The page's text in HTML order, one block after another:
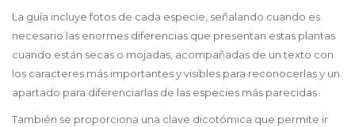
La guía incluye fotos de cada especie, señalando cuando es
necesario las enormes diferencias que presentan estas plantas
cuando están secas o mojadas, acompañadas de un texto con
los caracteres más importantes y visibles para reconocerlas y un
apartado para diferenciarlas de las especies más parecidas.
También se proporciona una clave dicotómica que permite ir